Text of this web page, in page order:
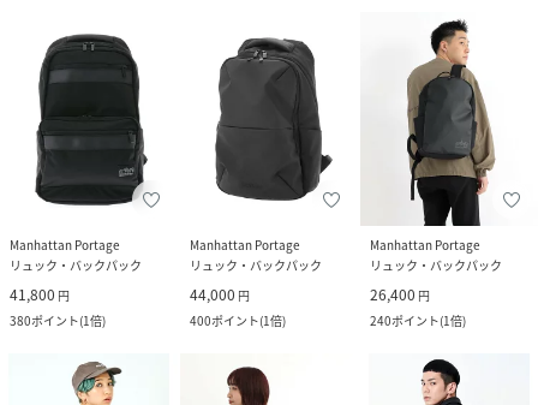
Manhattan Portage
リュック・バックパック
41,800 円
380ポイント(1倍)
Manhattan Portage
リュック・バックパック
44,000 円
400ポイント(1倍)
Manhattan Portage
リュック・バックパック
26,400 円
240ポイント(1倍)